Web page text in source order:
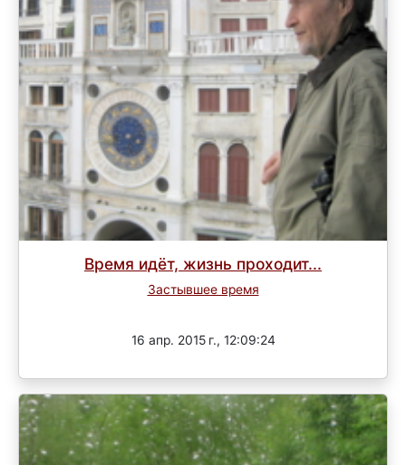
Время идёт, жизнь проходит...
Застывшее время
16 апр. 2015 г., 12:09:24